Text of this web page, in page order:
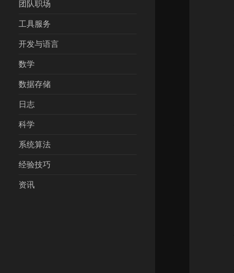
团队职场
工具服务
开发与语言
数学
数据存储
日志
科学
系统算法
经验技巧
资讯